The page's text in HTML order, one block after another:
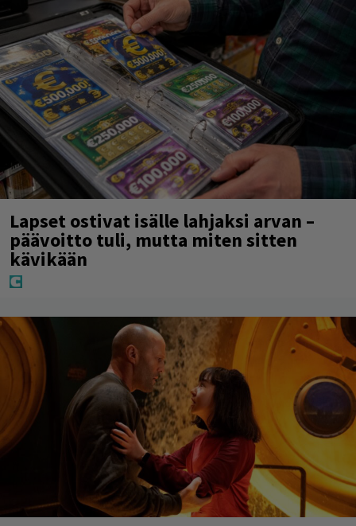
Lapset ostivat isälle lahjaksi arvan –
päävoitto tuli, mutta miten sitten
kävikään